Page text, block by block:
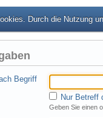
Durch die Nutzung
Begriff
Nur Betreff
Geben Sie einen